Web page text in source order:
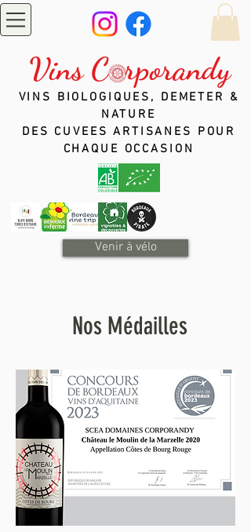
Vins C rporandy
VINS BIOLOGIQUES, DEMETER &
NATURE
DES CUVEES ARTISANES POUR
CHAQUE OCCASION
Venir à vélo
Nos Médailles